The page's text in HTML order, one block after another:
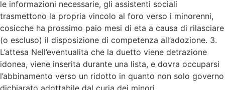
le informazioni necessarie, gli assistenti sociali
trasmettono la propria vincolo al foro verso i minorenni,
cosicche ha prossimo paio mesi di eta a causa di rilasciare
(o escluso) il disposizione di competenza all’adozione. 3.
L’attesa Nell’eventualita che la duetto viene detrazione
idonea, viene inserita durante una lista, e dovra occuparsi
l’abbinamento verso un ridotto in quanto non solo governo
dichiarato adottabile dal curia dei minori.